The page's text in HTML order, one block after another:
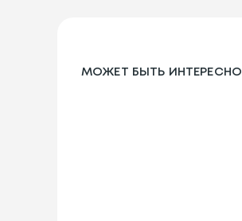
МОЖЕТ БЫТЬ ИНТЕРЕСНО